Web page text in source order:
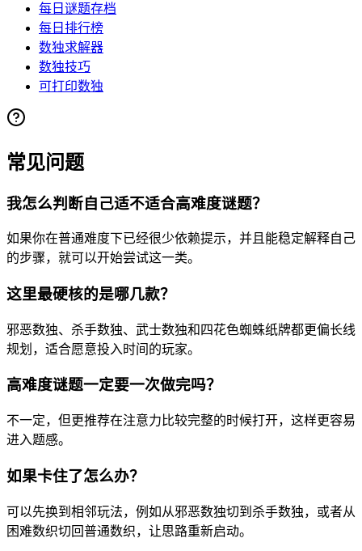
每日谜题存档
每日排行榜
数独求解器
数独技巧
可打印数独
常见问题
我怎么判断自己适不适合高难度谜题？
如果你在普通难度下已经很少依赖提示，并且能稳定解释自己
的步骤，就可以开始尝试这一类。
这里最硬核的是哪几款？
邪恶数独、杀手数独、武士数独和四花色蜘蛛纸牌都更偏长线
规划，适合愿意投入时间的玩家。
高难度谜题一定要一次做完吗？
不一定，但更推荐在注意力比较完整的时候打开，这样更容易
进入题感。
如果卡住了怎么办？
可以先换到相邻玩法，例如从邪恶数独切到杀手数独，或者从
困难数织切回普通数织，让思路重新启动。